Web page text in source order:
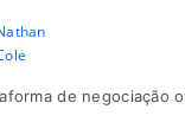
de negociação